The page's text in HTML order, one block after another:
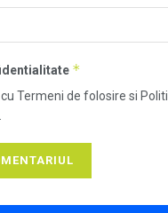
*
Termeni de folosire si